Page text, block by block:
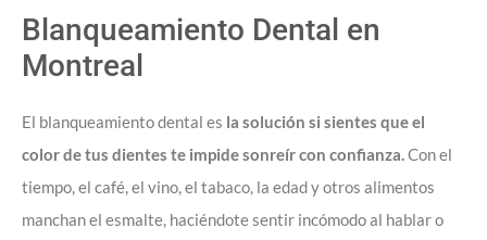
Blanqueamiento Dental en
Montreal
El blanqueamiento dental es la solución si sientes que el
color de tus dientes te impide sonreír con confianza.Con el
tiempo, el café, el vino, el tabaco, la edad y otros alimentos
manchan el esmalte, haciéndote sentir incómodo al hablar o